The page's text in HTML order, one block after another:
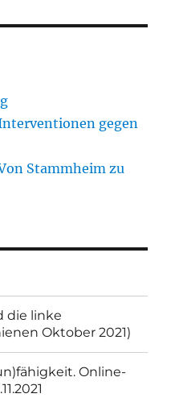
gegen
Stammheim zu
die linke
Oktober 2021)
Online-